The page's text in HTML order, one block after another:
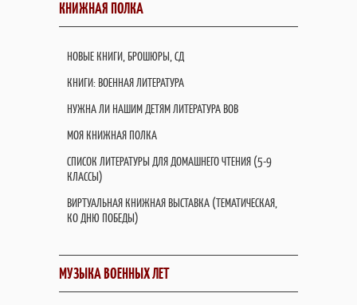
КНИЖНАЯ ПОЛКА
НОВЫЕ КНИГИ, БРОШЮРЫ, СД
КНИГИ: ВОЕННАЯ ЛИТЕРАТУРА
НУЖНА ЛИ НАШИМ ДЕТЯМ ЛИТЕРАТУРА ВОВ
МОЯ КНИЖНАЯ ПОЛКА
СПИСОК ЛИТЕРАТУРЫ ДЛЯ ДОМАШНЕГО ЧТЕНИЯ (5-9
КЛАССЫ)
ВИРТУАЛЬНАЯ КНИЖНАЯ ВЫСТАВКА (ТЕМАТИЧЕСКАЯ,
КО ДНЮ ПОБЕДЫ)
МУЗЫКА ВОЕННЫХ ЛЕТ